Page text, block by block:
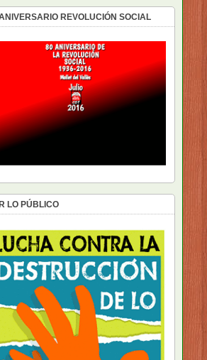
REVOLUCIÓN SOCIAL
LO PÚBLICO